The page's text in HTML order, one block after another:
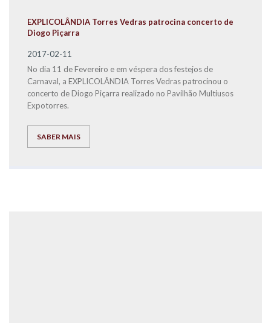
EXPLICOLÂNDIA Torres Vedras patrocina concerto de
Diogo Piçarra
2017-02-11
No dia 11 de Fevereiro e em véspera dos festejos de
Carnaval, a EXPLICOLÂNDIA Torres Vedras patrocinou o
concerto de Diogo Piçarra realizado no Pavilhão Multiusos
Expotorres.
SABER MAIS